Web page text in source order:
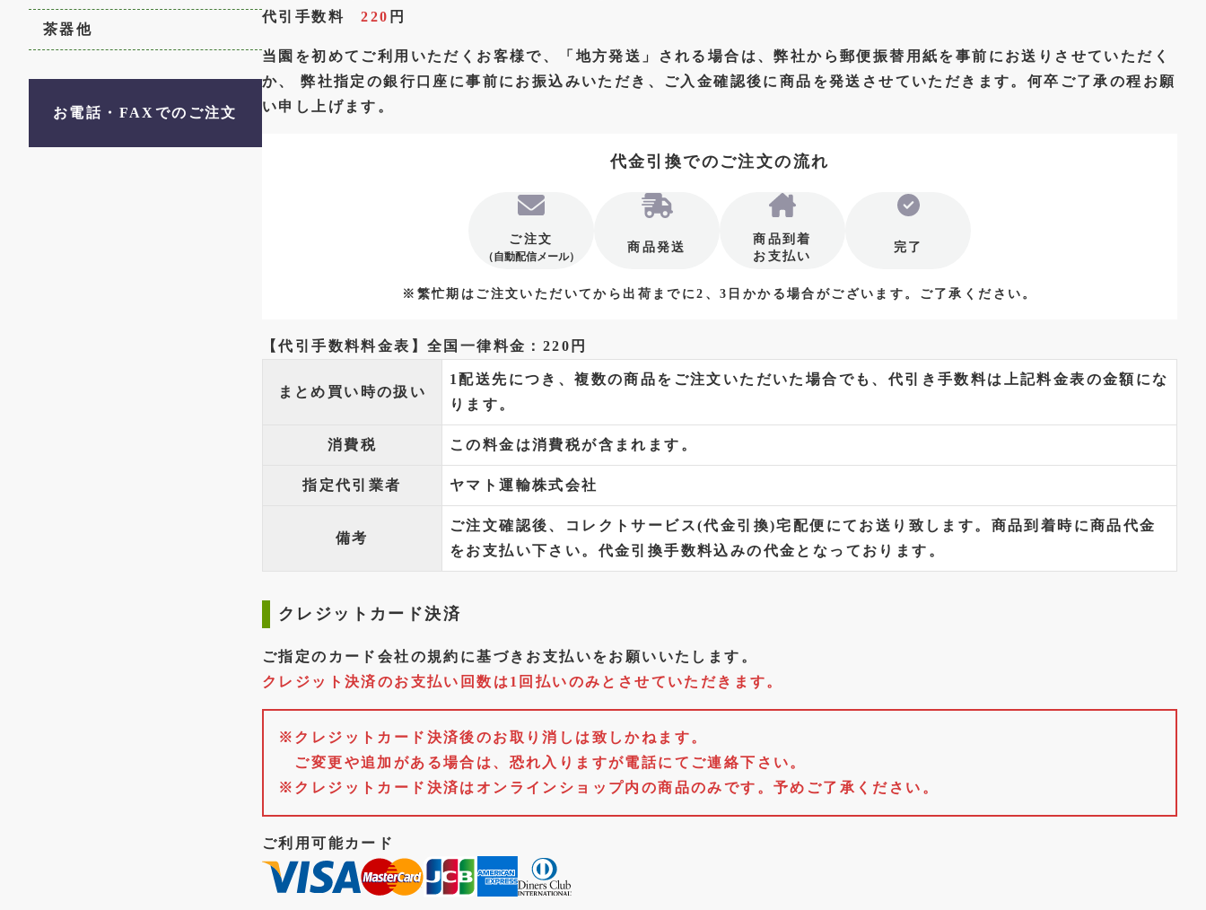
代引手数料220 円
当園を初めてご利用いただくお客様で、「地方発送」される場合は、弊社から郵便振替用紙を事前にお送りさせていただく
か、 弊社指定の銀行口座に事前にお振込みいただき、ご入金確認後に商品を発送させていただきます。何卒ご了承の程お願
い申し上げます。
代金引換でのご注文の流れ
ご注文
（自動配信メール）
商品発送
商品到着
お支払い
完了
※繁忙期はご注文いただいてから出荷までに2、3日かかる場合がございます。ご了承ください。
【代引手数料料金表】全国一律料金：220円
まとめ買い 時の扱い
1配送先につき、複数の商品をご注文いただいた場合でも、代引き手数料は上記料金表の金額にな
ります。
消費税 この料金は消費税が含まれます。
指定代引 業者 ヤマト運輸株式会社
備考
ご注文確認後、コレクトサービス(代金引換)宅配便にてお送り致します。商品到着時に商品代金
をお支払い下さい。代金引換手数料込みの代金となっております。
クレジットカード決済
ご指定のカード会社の規約に基づきお支払いをお願いいたします。
クレジット決済のお支払い回数は1回払いのみとさせていただきます。
※クレジットカード決済後のお取り消しは致しかねます。
ご変更や追加がある場合は、恐れ入りますが電話にてご連絡下さい。
※クレジットカード決済はオンラインショップ内の商品のみです。予めご了承ください。
ご利用可能カード
茶器他
お電話・FAXでのご注文